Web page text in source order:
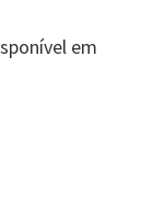
em